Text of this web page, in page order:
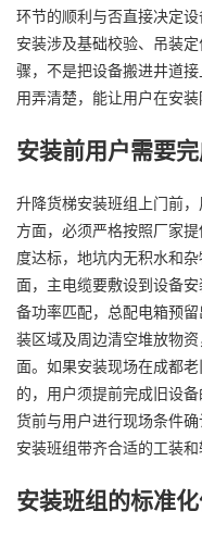
环节的顺利与否直接决定
安装涉及基础校验、吊装
骤，不是把设备搬进井道
用弄清楚，能让用户在安
安装前用户需要
升降货梯安装班组上门前
方面，必须严格按照厂家
度达标，地坑内无积水和
面，主电缆要敷设到设备
备功率匹配，总配电箱预
装区域及周边清空堆放物
面。如果安装现场在成都
的，用户须提前完成旧设
货前与用户进行现场条件
安装班组带齐合适的工装和
安装班组的标准